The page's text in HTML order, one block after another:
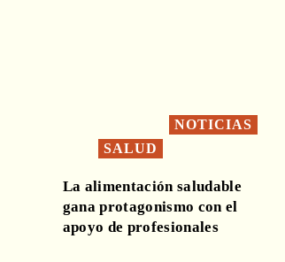
NOTICIAS
SALUD
La alimentación saludable
gana protagonismo con el
apoyo de profesionales